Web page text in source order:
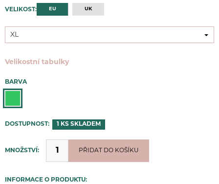
VELIKOST: EU UK
XL
XL
Velikostní tabulky
BARVA
DOSTUPNOST: 1 KS SKLADEM
MNOŽSTVÍ:
PŘIDÁNO PŘIDAT DO KOŠÍKU
INFORMACE O PRODUKTU: